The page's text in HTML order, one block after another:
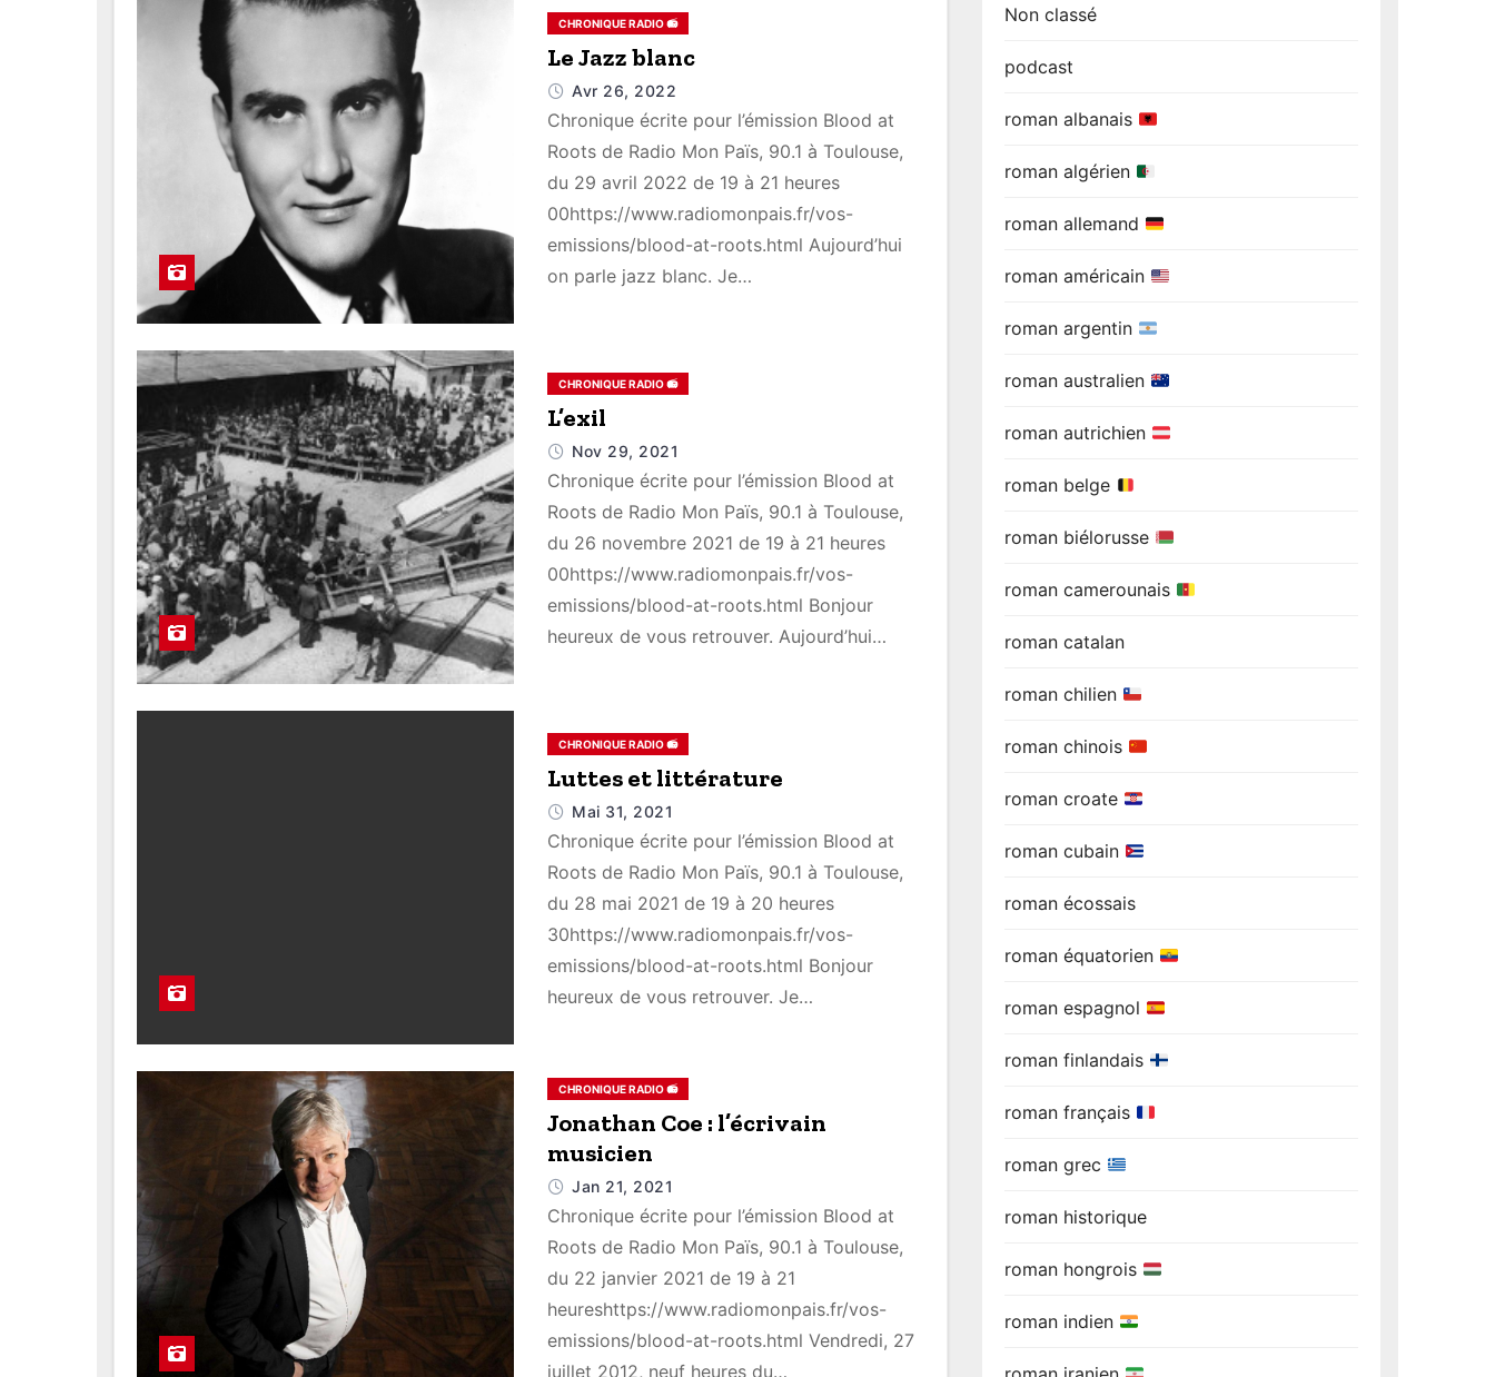
CHRONIQUE RADIO 📻
Le Jazz blanc
Avr 26, 2022
Chronique écrite pour l’émission Blood at
Roots de Radio Mon Païs, 90.1 à Toulouse,
du 29 avril 2022 de 19 à 21 heures
00https://www.radiomonpais.fr/vos-
emissions/blood-at-roots.html Aujourd’hui
on parle jazz blanc. Je…
CHRONIQUE RADIO 📻
L’exil
Nov 29, 2021
Chronique écrite pour l’émission Blood at
Roots de Radio Mon Païs, 90.1 à Toulouse,
du 26 novembre 2021 de 19 à 21 heures
00https://www.radiomonpais.fr/vos-
emissions/blood-at-roots.html Bonjour
heureux de vous retrouver. Aujourd’hui…
CHRONIQUE RADIO 📻
Luttes et littérature
Mai 31, 2021
Chronique écrite pour l’émission Blood at
Roots de Radio Mon Païs, 90.1 à Toulouse,
du 28 mai 2021 de 19 à 20 heures
30https://www.radiomonpais.fr/vos-
emissions/blood-at-roots.html Bonjour
heureux de vous retrouver. Je…
CHRONIQUE RADIO 📻
Jonathan Coe : l’écrivain
musicien
Jan 21, 2021
Chronique écrite pour l’émission Blood at
Roots de Radio Mon Païs, 90.1 à Toulouse,
du 22 janvier 2021 de 19 à 21
heureshttps://www.radiomonpais.fr/vos-
emissions/blood-at-roots.html Vendredi, 27
juillet 2012, neuf heures du…
Non classé
podcast
roman albanais
roman algérien
roman allemand
roman américain
roman argentin
roman australien
roman autrichien
roman belge
roman biélorusse
roman camerounais
roman catalan
roman chilien
roman chinois
roman croate
roman cubain
roman écossais
roman équatorien
roman espagnol
roman finlandais
roman français
roman grec
roman historique
roman hongrois
roman indien